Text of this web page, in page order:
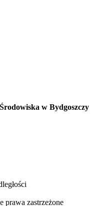
w Bydgoszczy
prawa zastrzeżone